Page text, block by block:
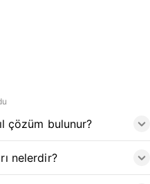
çözüm bulunur?
nelerdir?